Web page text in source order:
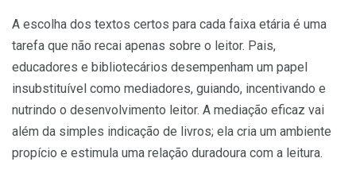
A escolha dos textos certos para cada faixa etária é uma
tarefa que não recai apenas sobre o leitor. Pais,
educadores e bibliotecários desempenham um papel
insubstituível como mediadores, guiando, incentivando e
nutrindo o desenvolvimento leitor. A mediação eficaz vai
além da simples indicação de livros; ela cria um ambiente
propício e estimula uma relação duradoura com a leitura.